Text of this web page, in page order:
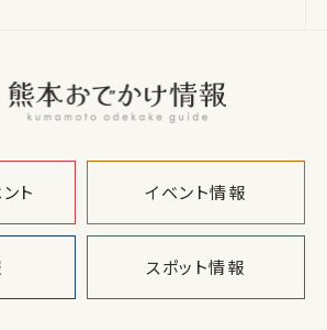
ト イベント情報
スポット情報